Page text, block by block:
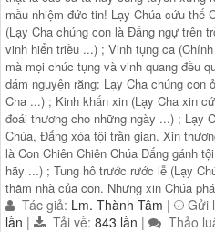
mầu nhiệm đức tin! Lạy Chúa cứu thế
(Lạy Cha chúng con là Đấng ngự trên
vinh hiển triều ...) ; Vinh tụng ca
mà mọi chúc tụng và vinh quang đều
dám nguyện rằng: Lạy Cha chúng con
Cha ...) ; Kinh khấn xin (Lạy Cha xin
đoái thương cho những ngày ...) ; Lạy
Chúa, Đấng xóa tội trần gian. Xin
là Con Chiên Chiên Chúa Đấng gánh
hãy ...) ; Tung hô trước rước lễ (Lạy
thăm nhà của con. Nhưng xin Chúa
Tác giả: Lm. Thành Tâm | Gửi
lần | Tải về: 843 lần | Thảo